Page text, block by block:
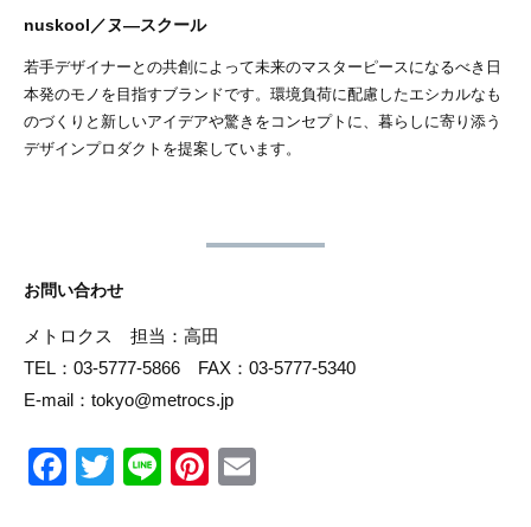
nuskool／ヌ―スクール
若手デザイナーとの共創によって未来のマスターピースになるべき日
本発のモノを目指すブランドです。環境負荷に配慮したエシカルなも
のづくりと新しいアイデアや驚きをコンセプトに、暮らしに寄り添う
デザインプロダクトを提案しています。
お問い合わせ
メトロクス 担当：高田
TEL：03-5777-5866 FAX：03-5777-5340
E-mail：tokyo@metrocs.jp
F
T
Li
Pi